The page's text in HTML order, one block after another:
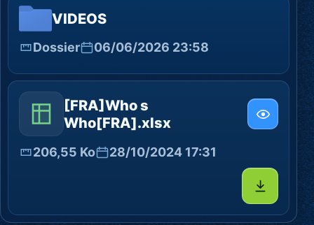
VIDEOS
Dossier 06/06/2026 23:58
[FRA]Who s
Who[FRA].xlsx
206,55 Ko 28/10/2024 17:31